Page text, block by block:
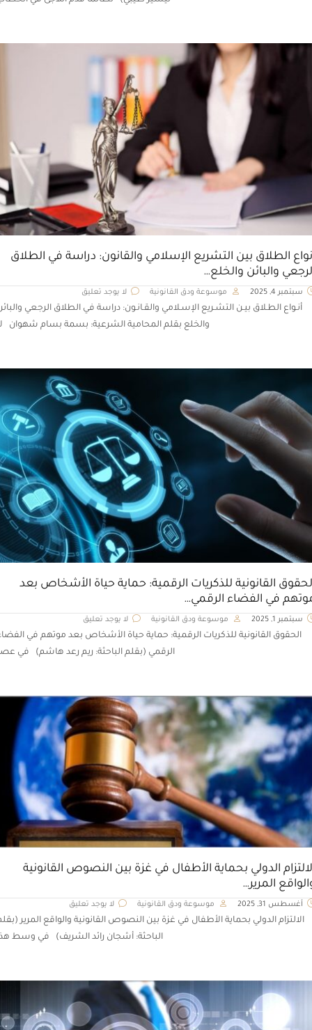
الطلاق بين التشريع الإسلامي والقانون: دراسة في الطلاق
والبائن والخلع…
سبتمبر 4, 2025 موسوعة ودق القانونية لا يوجد تعليق
أنـواع الطـلاق بيـن التشـريع الإسـلامي والقـانـون: دراسة في الطلاق الرجعي
والخلع بقلم المحامية الشرعية: بسمة بسام شهوان
القانونية للذكريات الرقمية: حماية حياة الأشخاص بعد
في الفضاء الرقمي…
سبتمبر 1, 2025 موسوعة ودق القانونية لا يوجد تعليق
الحقوق القانونية للذكريات الرقمية: حماية حياة الأشخاص بعد موتهم في
الرقمي (بقلم الباحثة: ريم رعد هاشم) في
الدولي بحماية الأطفال في غزة بين النصوص القانونية
المرير…
أغسطس 31, 2025 موسوعة ودق القانونية لا يوجد تعليق
الالتزام الدولي بحماية الأطفال في غزة بين النصوص القانونية والواقع المرير
الباحثة: أشجان رائد الشريف) في وسط